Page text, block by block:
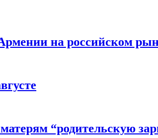
на российском
“родительскую